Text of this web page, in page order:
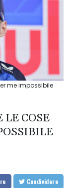
me impossibile
LE COSE
Condividere